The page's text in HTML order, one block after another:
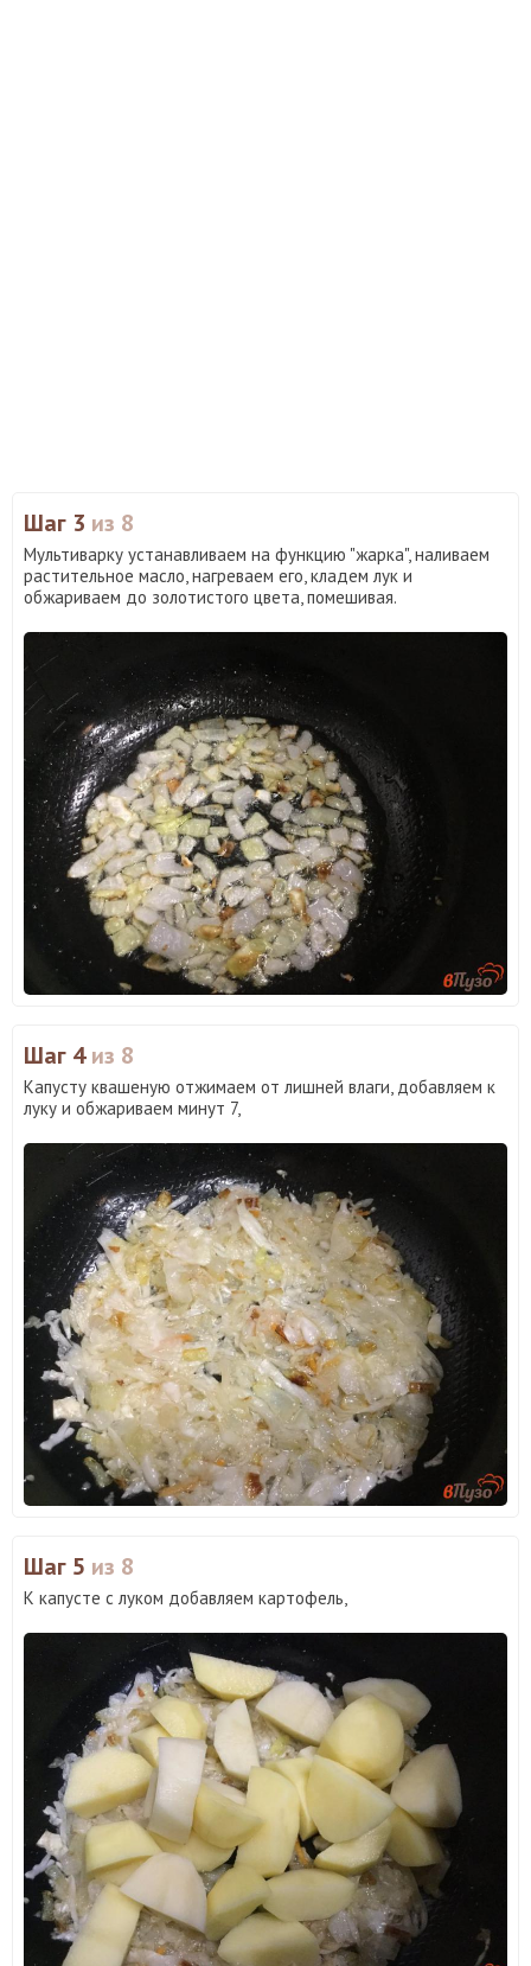
Шаг 3 из 8
Мультиварку устанавливаем на функцию "жарка", наливаем
растительное масло, нагреваем его, кладем лук и
обжариваем до золотистого цвета, помешивая.
Шаг 4из 8
Капусту квашеную отжимаем от лишней влаги, добавляем к
луку и обжариваем минут 7,
Шаг 5 из 8
К капусте с луком добавляем картофель,